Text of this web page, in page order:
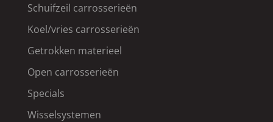
Schuifzeil carrosserieën
Koel/vries carrosserieën
Getrokken materieel
Open carrosserieën
Specials
Wisselsystemen